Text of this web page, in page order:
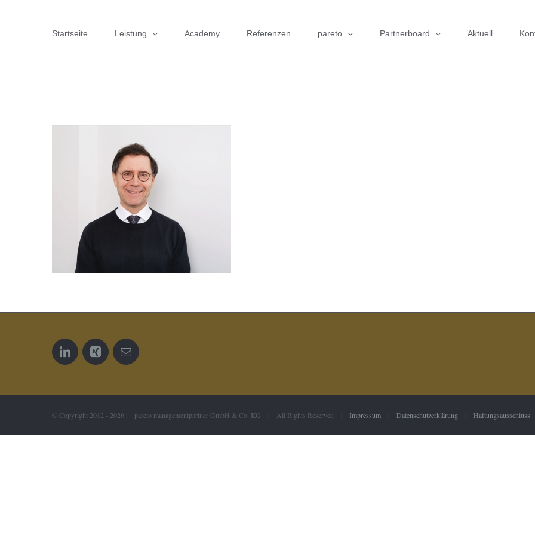
Startseite Leistung Academy Referenzen pareto Partnerboard Aktuell
© Copyright 2012 - 2026 | pareto managementpartner GmbH & Co. KG | All Rights Reserved | Impressum | Datenschutzerklärung | Haftungsausschluss